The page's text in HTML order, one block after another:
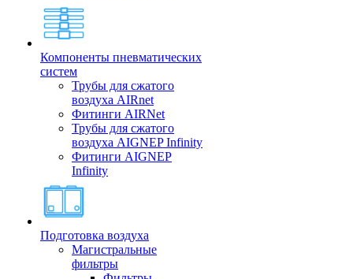
Компоненты пневматических
систем
Трубы для сжатого
воздуха AIRnet
Фитинги AIRNet
Трубы для сжатого
воздуха AIGNEP Infinity
Фитинги AIGNEP
Infinity
Подготовка воздуха
Магистральные
фильтры